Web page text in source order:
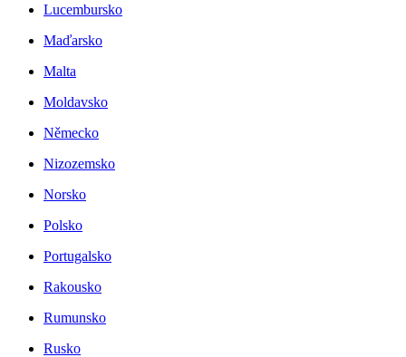
Lucembursko
Maďarsko
Malta
Moldavsko
Německo
Nizozemsko
Norsko
Polsko
Portugalsko
Rakousko
Rumunsko
Rusko